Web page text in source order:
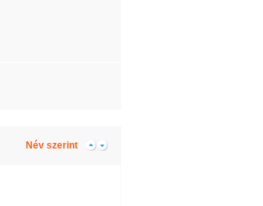
Név szerint